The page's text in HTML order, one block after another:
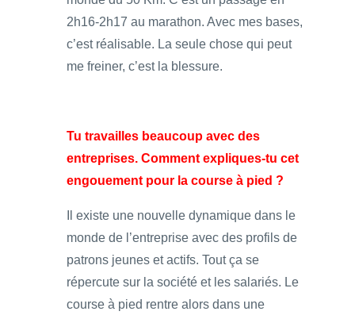
2h16-2h17 au marathon. Avec mes bases,
c’est réalisable. La seule chose qui peut
me freiner, c’est la blessure.
Tu travailles beaucoup avec des
entreprises. Comment expliques-tu cet
engouement pour la course à pied ?
Il existe une nouvelle dynamique dans le
monde de l’entreprise avec des profils de
patrons jeunes et actifs. Tout ça se
répercute sur la société et les salariés. Le
course à pied rentre alors dans une